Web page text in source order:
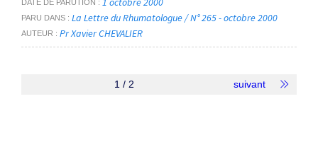
DATE DE PARUTION
PARU DANS La Lettre du Rhumatologue / N° 265 - octobre 2000
AUTEUR Pr Xavier CHEVALIER
1 / 2 suivant